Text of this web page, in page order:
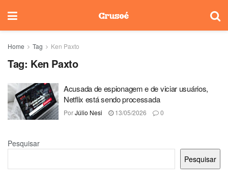
Home Tag Ken Paxto
Tag: Ken Paxto
Acusada de espionagem e de viciar usuários,
Netflix está sendo processada
PorJúlio Nesi 13/05/2026 0
Pesquisar
Pesquisar